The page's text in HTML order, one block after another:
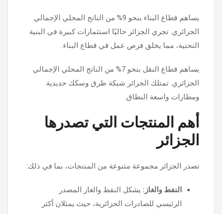
يساهم قطاع البناء بنحو 9% من الناتج المحلي الإجمالي
الجزائري. تجري الجزائر حاليًا استثمارات كبيرة في البنية
التحتية، مما يخلق فرص عمل في قطاع البناء.
يساهم قطاع النقل بنحو 7% من الناتج المحلي الإجمالي
الجزائري. تمتلك الجزائر شبكة طرق وسكك حديدية
ومطارات واسعة النطاق.
أهم المنتجات التي تصدرها
الجزائر
تصدر الجزائر مجموعة متنوعة من المنتجات، بما في ذلك:
النفط والغاز: يشكل النفط والغاز المصدر
الرئيسي للصادرات الجزائرية، حيث يمثلان أكثر